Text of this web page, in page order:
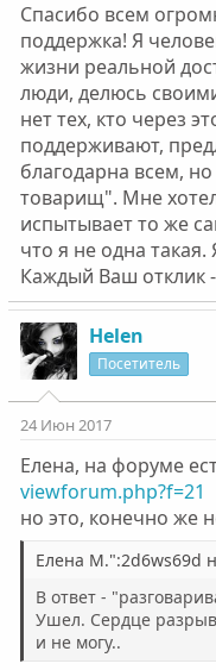
Спасибо всем
поддержка! Я
жизни реальной
люди, делюсь
нет тех, кто через
поддерживают,
благодарна всем,
товарищ". Мне
испытывает то же
что я не одна
Каждый Ваш отклик
Helen
Посетитель
24 Июн 2017
Елена, на форуме
viewforum.php?f=21
но это, конечно же
Елена М.":2d6ws69d
В ответ -
Ушел. Сердце
и не могу..